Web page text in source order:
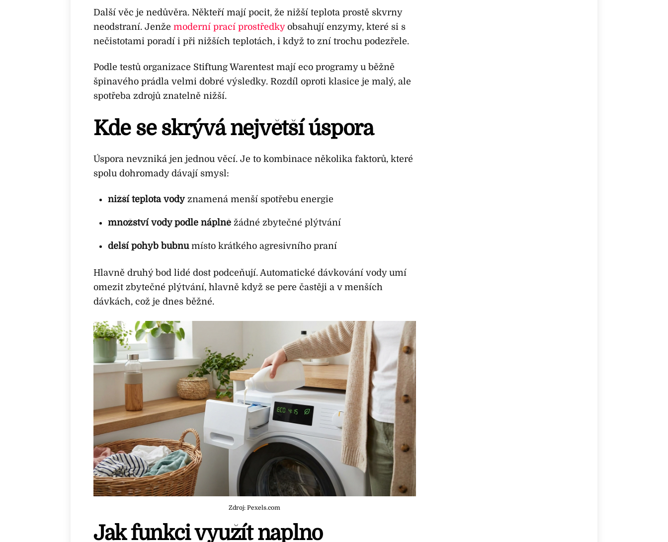
Další věc je nedůvěra. Někteří mají pocit, že nižší teplota prostě skvrny
neodstraní. Jenže moderní prací prostředkyobsahují enzymy, které si s
nečistotami poradí i při nižších teplotách, i když to zní trochu podezřele.
Podle testů organizace Stiftung Warentest mají eco programy u běžně
špinavého prádla velmi dobré výsledky. Rozdíl oproti klasice je malý, ale
spotřeba zdrojů znatelně nižší.
Kde se skrývá největší úspora
Úspora nevzniká jen jednou věcí. Je to kombinace několika faktorů, které
spolu dohromady dávají smysl:
nižší teplota vodyznamená menší spotřebu energie
množství vody podle náplněžádné zbytečné plýtvání
delší pohyb bubnumísto krátkého agresivního praní
Hlavně druhý bod lidé dost podceňují. Automatické dávkování vody umí
omezit zbytečné plýtvání, hlavně když se pere častěji a v menších
dávkách, což je dnes běžné.
Zdroj: Pexels.com
Jak funkci využít naplno